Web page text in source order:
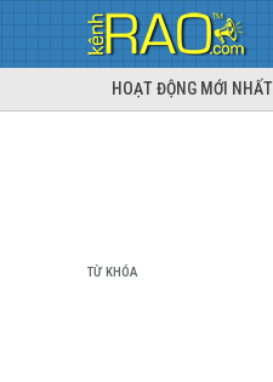
HOẠT ĐỘNG MỚI NHẤT
TỪ KHÓA